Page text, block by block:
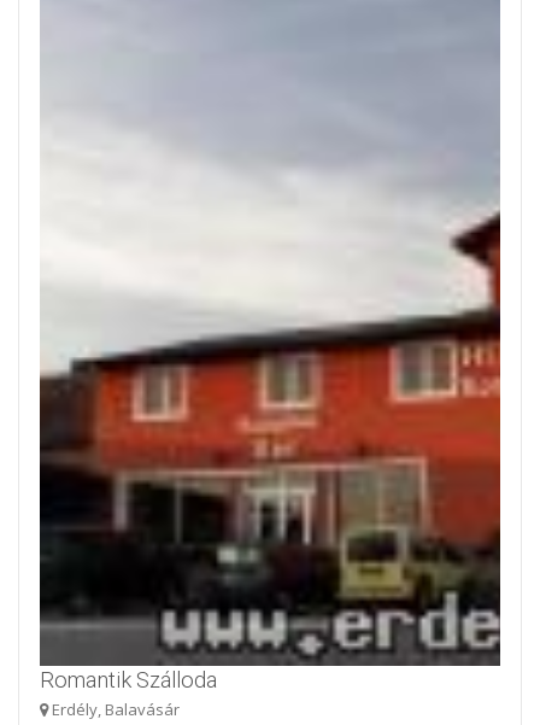
Romantik Szálloda
Erdély, Balavásár